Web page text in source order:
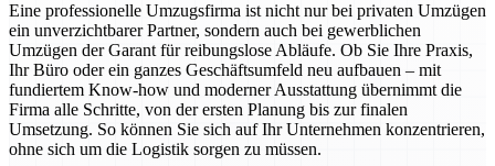
Eine professionelle Umzugsfirma ist nicht nur bei privaten Umzügen
ein unverzichtbarer Partner, sondern auch bei gewerblichen
Umzügen der Garant für reibungslose Abläufe. Ob Sie Ihre Praxis,
Ihr Büro oder ein ganzes Geschäftsumfeld neu aufbauen – mit
fundiertem Know-how und moderner Ausstattung übernimmt die
Firma alle Schritte, von der ersten Planung bis zur finalen
Umsetzung. So können Sie sich auf Ihr Unternehmen konzentrieren,
ohne sich um die Logistik sorgen zu müssen.